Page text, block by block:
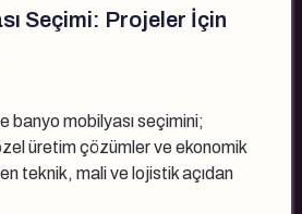
Seçimi: Projeler İçin
banyo mobilyası seçimini;
üretim çözümler ve ekonomik
teknik, mali ve lojistik açıdan